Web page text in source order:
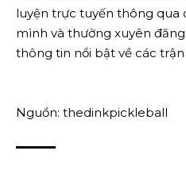
luyện trực tuyến thông qua
mình và thường xuyên
thông tin nổi bật về các
Nguồn: thedinkpickleball